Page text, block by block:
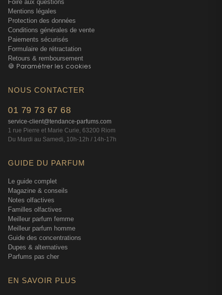
Foire aux questions
Mentions légales
Protection des données
Conditions générales de vente
Paiements sécurisés
Formulaire de rétractation
Retours & remboursement
🍪 Paramétrer les cookies
NOUS CONTACTER
01 79 73 67 68
service-client@tendance-parfums.com
1 rue Pierre et Marie Curie, 63200 Riom
Du Mardi au Samedi, 10h-12h / 14h-17h
GUIDE DU PARFUM
Le guide complet
Magazine & conseils
Notes olfactives
Familles olfactives
Meilleur parfum femme
Meilleur parfum homme
Guide des concentrations
Dupes & alternatives
Parfums pas cher
EN SAVOIR PLUS